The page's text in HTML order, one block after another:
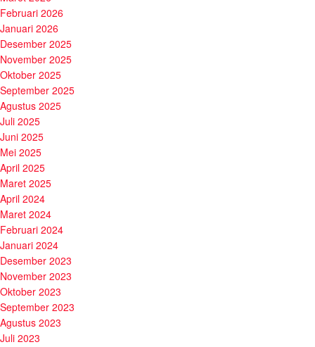
Februari 2026
Januari 2026
Desember 2025
November 2025
Oktober 2025
September 2025
Agustus 2025
Juli 2025
Juni 2025
Mei 2025
April 2025
Maret 2025
April 2024
Maret 2024
Februari 2024
Januari 2024
Desember 2023
November 2023
Oktober 2023
September 2023
Agustus 2023
Juli 2023